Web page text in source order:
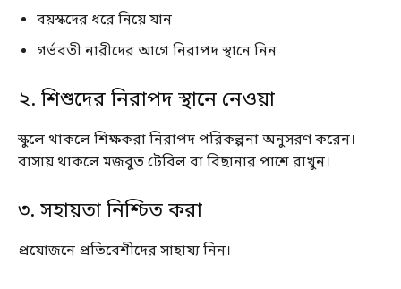
বয়স্কদের ধরে নিয়ে যান
গর্ভবতী নারীদের আগে নিরাপদ স্থানে নিন
২. শিশুদের নিরাপদ স্থানে নেওয়া
স্কুলে থাকলে শিক্ষকরা নিরাপদ পরিকল্পনা অনুসরণ করেন।
বাসায় থাকলে মজবুত টেবিল বা বিছানার পাশে রাখুন।
৩. সহায়তা নিশ্চিত করা
প্রয়োজনে প্রতিবেশীদের সাহায্য নিন।